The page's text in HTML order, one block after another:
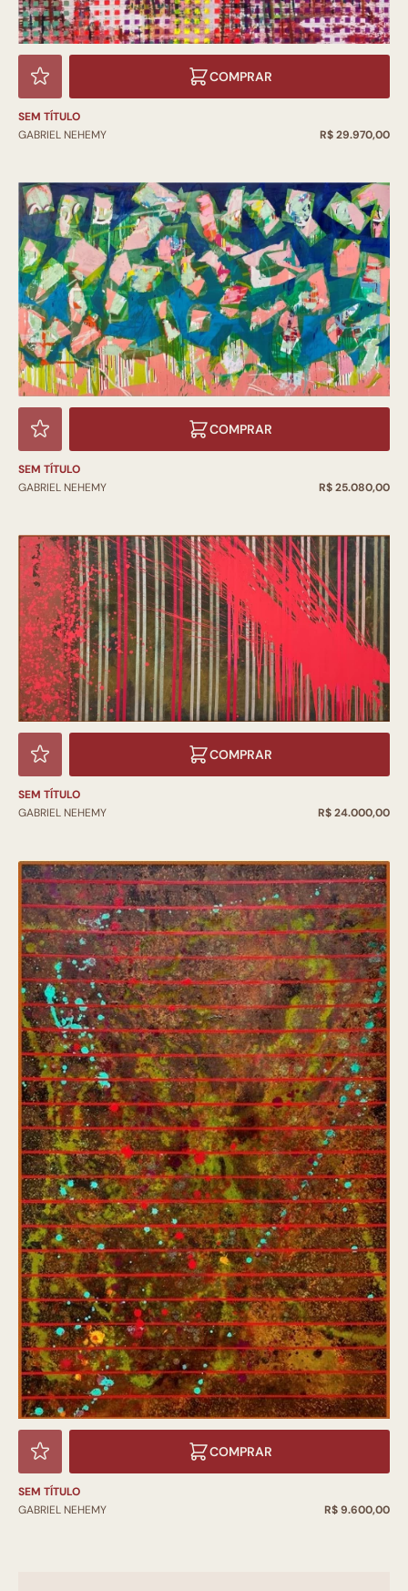
COMPRAR
SEM TÍTULO
GABRIEL NEHEMY
R$ 29.970,00
COMPRAR
SEM TÍTULO
GABRIEL NEHEMY
R$ 25.080,00
COMPRAR
SEM TÍTULO
GABRIEL NEHEMY
R$ 24.000,00
COMPRAR
SEM TÍTULO
GABRIEL NEHEMY
R$ 9.600,00